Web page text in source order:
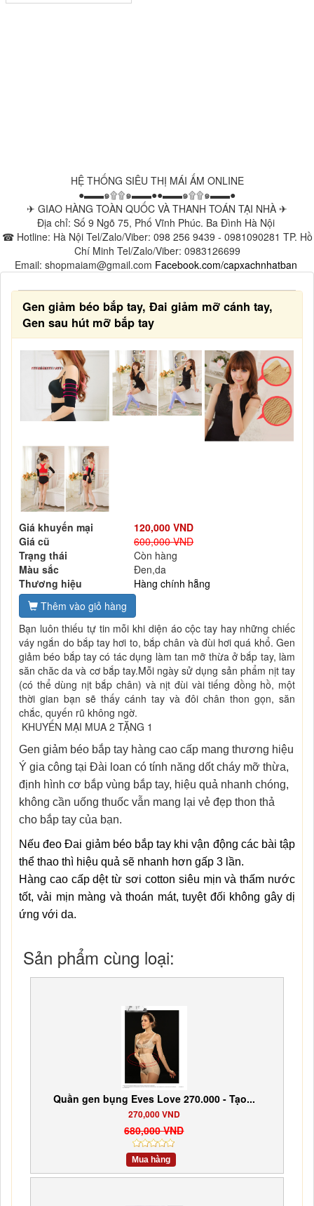
HỆ THỐNG SIÊU THỊ MÁI ẤM ONLINE
●▬▬๑۩۩๑▬▬●●▬▬๑۩۩๑▬▬●
✈ GIAO HÀNG TOÀN QUỐC VÀ THANH TOÁN TẠI NHÀ ✈
Địa chỉ: Số 9 Ngõ 75, Phố Vĩnh Phúc. Ba Đình Hà Nội
☎ Hotline: Hà Nội Tel/Zalo/Viber: 098 256 9439 - 0981090281 TP. Hồ
Chí Minh Tel/Zalo/Viber: 0983126699
Email: shopmaiam@gmail.com Facebook.com/capxachnhatban
Gen giảm béo bắp tay, Đai giảm mỡ cánh tay,
Gen sau hút mỡ bắp tay
Giá khuyến mại
120,000 VND
Giá cũ
600,000 VND
Trạng thái
Còn hàng
Màu sắc
Đen,da
Thương hiệu
Hàng chính hẵng
Thêm vào giỏ hàng
Bạn luôn thiếu tự tin mỗi khi diện áo cộc tay hay những chiếc
váy ngắn do bắp tay hơi to, bắp chân và đùi hơi quá khổ. Gen
giảm béo bắp tay có tác dụng làm tan mỡ thừa ở bắp tay, làm
săn chăc da và cơ bắp tay.Mỗi ngày sử dụng sản phẩm nịt tay
(có thể dùng nịt bắp chân) và nịt đùi vài tiếng đồng hồ, một
thời gian bạn sẽ thấy cánh tay và đôi chân thon gọn, săn
chắc, quyến rũ không ngờ.
KHUYẾN MẠI MUA 2 TẶNG 1
Gen giảm béo bắp tay hàng cao cấp mang thương hiệu
Ý gia công tại Đài loan có tính năng dốt cháy mỡ thừa,
định hình cơ bắp vùng bắp tay, hiệu quả nhanh chóng,
không cần uống thuốc vẫn mang lại vẻ đẹp thon thả
cho bắp tay của bạn.
Nếu đeo Đai giảm béo bắp tay khi vận động các bài tập
thể thao thì hiệu quả sẽ nhanh hơn gấp 3 lần.
Hàng cao cấp dệt từ sơi cotton siêu mịn và thấm nước
tốt, vải mịn màng và thoán mát, tuyệt đối không gây dị
ứng với da.
Sản phẩm cùng loại:
Quần gen bụng Eves Love 270.000 - Tạo...
270,000 VND
680,000 VND
Mua hàng